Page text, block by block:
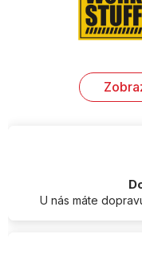
U nás máte